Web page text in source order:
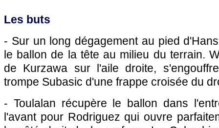
Les buts
- Sur un long dégagement au pied
le ballon de la tête au milieu du terrain.
de Kurzawa sur l'aile droite,
trompe Subasic d'une frappe croisée du
- Toulalan récupère le ballon dans
l'avant pour Rodriguez qui ouvre